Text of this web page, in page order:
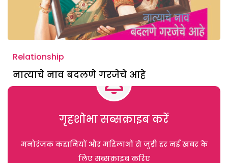
Relationship
नात्याचे नाव बदलणे गरजेचे आहे
गृहशोभा सब्सक्राइब करें
मनोरंजक कहानियों और महिलाओं से जुड़ी हर नई खबर के
लिए सब्सक्राइब करिए